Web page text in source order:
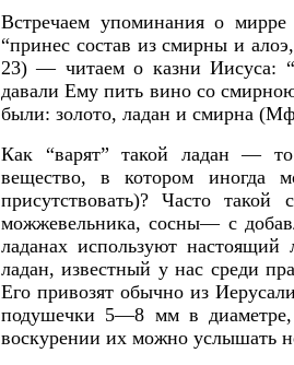
Встречаем упоминания о
“принес состав из смирны и
23) — читаем о казни Иисуса:
давали Ему пить вино со
были: золото, ладан и смирна
Как “варят” такой ладан —
вещество, в котором иногда
присутствовать)? Часто
можжевельника, сосны— с
ладанах используют
ладан, известный у нас среди
Его привозят обычно из
подушечки 5—8 мм в
воскурении их можно услышать